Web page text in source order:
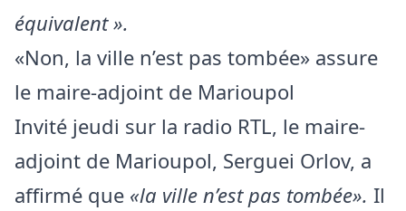
équivalent ».
«Non, la ville n’est pas tombée» assure
le maire-adjoint de Marioupol
Invité jeudi sur la radio RTL, le maire-
adjoint de Marioupol, Serguei Orlov, a
affirmé que «la ville n’est pas tombée». Il